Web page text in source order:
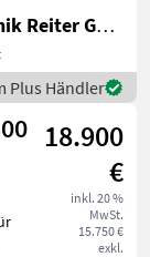
Landtechnik Reiter GmbH.
Plus Händler
18.900
€
inkl. 20 %
MwSt.
15.750 €
exkl.